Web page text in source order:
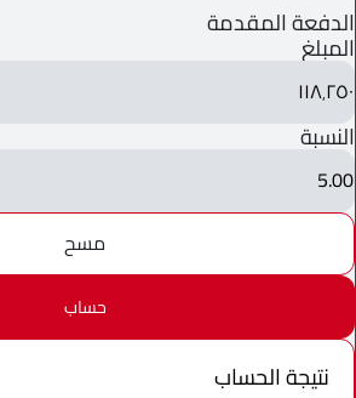
الدفعة المقدمة
المبلغ
١١٨٬٢٥٠
النسبة
5.00
مسح
حساب
نتيجة الحساب